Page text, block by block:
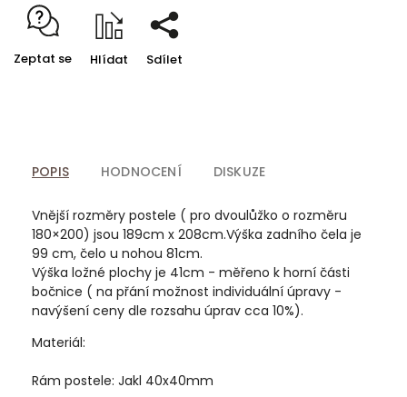
Zeptat se Hlídat Sdílet
POPIS HODNOCENÍ DISKUZE
Vnější rozměry postele ( pro dvoulůžko o rozměru
180×200) jsou 189cm x 208cm.Výška zadního čela je
99 cm, čelo u nohou 81cm.
Výška ložné plochy je 41cm - měřeno k horní části
bočnice ( na přání možnost individuální úpravy -
navýšení ceny dle rozsahu úprav cca 10%).
Materiál:
Rám postele: Jakl 40x40mm